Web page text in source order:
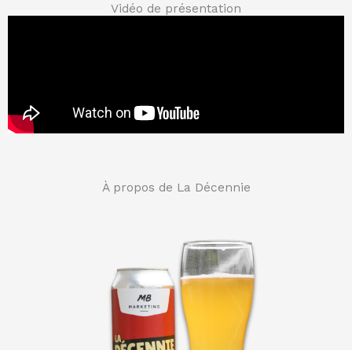
Vidéo de présentation
À propos de La Décennie